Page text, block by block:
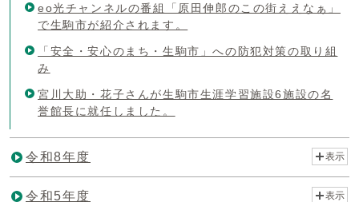
eo光チャンネルの番組「原田伸郎のこの街ええなぁ」
で生駒市が紹介されます。
「安全・安心のまち・生駒市」への防犯対策の取り組
み
宮川大助・花子さんが生駒市生涯学習施設6施設の名
誉館長に就任しました。
令和8年度 表示
令和5年度 表示